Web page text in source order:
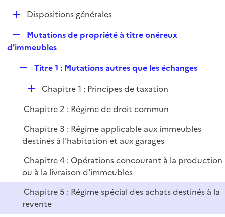
p
e
D
l
Dispositions générales
e
l
r
Mutations de propriété à titre onéreux
d'immeubles
p
l
i
e
r
Titre 1 : Mutations autres que les échanges
D
p
l
i
r
Chapitre 1 : Principes de taxation
Chapitre 2 : Régime de droit commun
Chapitre 3 : Régime applicable aux immeubles
destinés à l'habitation et aux garages
Chapitre 4 : Opérations concourant à la production
ou à la livraison d'immeubles
Chapitre 5 : Régime spécial des achats destinés à la
revente